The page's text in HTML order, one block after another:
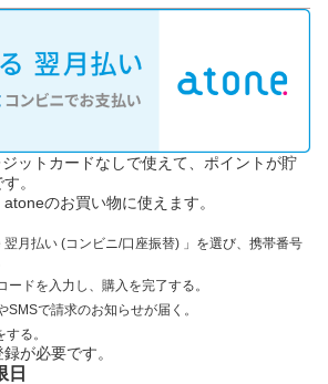
ットカードなしで使えて、ポイントが貯
。
のお買い物に使えます。
月払い (コンビニ/口座振替) 」を選び、携帯番号
ードを入力し、購入を完了する。
で請求のお知らせが届く。
る。
が必要です。
日